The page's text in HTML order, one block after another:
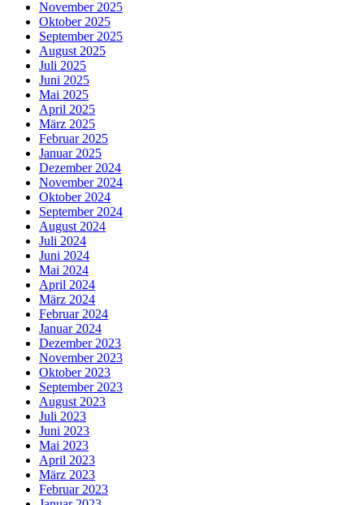
November 2025
Oktober 2025
September 2025
August 2025
Juli 2025
Juni 2025
Mai 2025
April 2025
März 2025
Februar 2025
Januar 2025
Dezember 2024
November 2024
Oktober 2024
September 2024
August 2024
Juli 2024
Juni 2024
Mai 2024
April 2024
März 2024
Februar 2024
Januar 2024
Dezember 2023
November 2023
Oktober 2023
September 2023
August 2023
Juli 2023
Juni 2023
Mai 2023
April 2023
März 2023
Februar 2023